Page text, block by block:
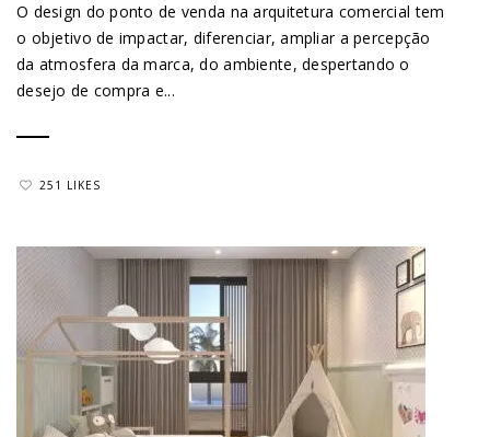
O design do ponto de venda na arquitetura comercial tem
o objetivo de impactar, diferenciar, ampliar a percepção
da atmosfera da marca, do ambiente, despertando o
desejo de compra e...
251 LIKES